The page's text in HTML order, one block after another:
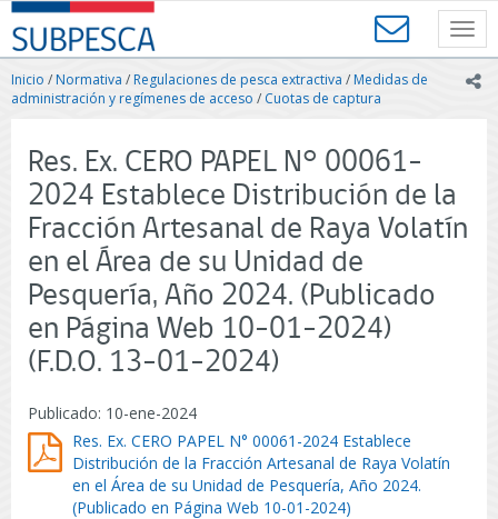
Contenido
principal
SUBPESCA
-
Subsecretaría
de
Acuicultura
-
Gobierno
de
Inicio /Normativa / Regulaciones de pesca extractiva / Medidas de
administración y regímenes de acceso / Cuotas de captura
Res. Ex. CERO PAPEL N° 00061-
2024 Establece Distribución de la
Fracción Artesanal de Raya Volatín
en el Área de su Unidad de
Pesquería, Año 2024. (Publicado
en Página Web 10-01-2024)
(F.D.O. 13-01-2024)
Publicado: 10-ene-2024
Res. Ex. CERO PAPEL N° 00061-2024 Establece
Distribución de la Fracción Artesanal de Raya Volatín
en el Área de su Unidad de Pesquería, Año 2024.
(Publicado en Página Web 10-01-2024)